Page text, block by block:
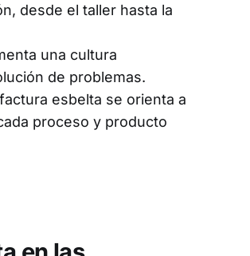
desde el taller hasta la
una cultura
de problemas.
esbelta se orienta a
proceso y producto